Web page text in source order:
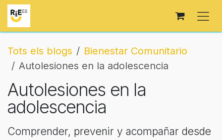
Skip to Content
Tots els blogs
Bienestar Comunitario
Autolesiones en la adolescencia
Autolesiones en la
adolescencia
Comprender, prevenir y acompañar desde